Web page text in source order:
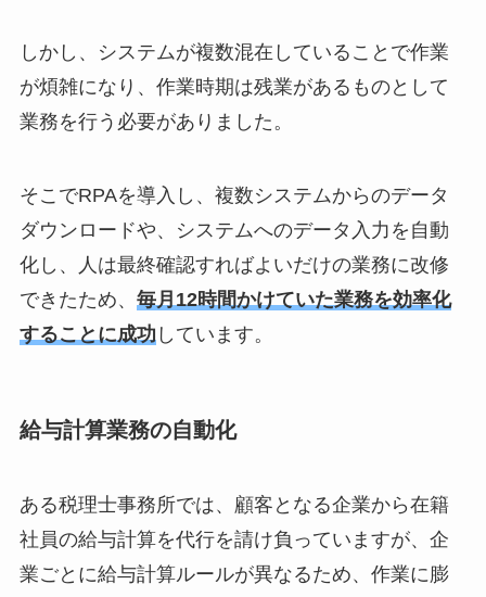
しかし、システムが複数混在していることで作業
が煩雑になり、作業時期は残業があるものとして
業務を行う必要がありました。
そこでRPAを導入し、複数システムからのデータ
ダウンロードや、システムへのデータ入力を自動
化し、人は最終確認すればよいだけの業務に改修
できたため、 毎月12時間かけていた業務を効率化
することに成功 しています。
給与計算業務の自動化
ある税理士事務所では、顧客となる企業から在籍
社員の給与計算を代行を請け負っていますが、企
業ごとに給与計算ルールが異なるため、作業に膨